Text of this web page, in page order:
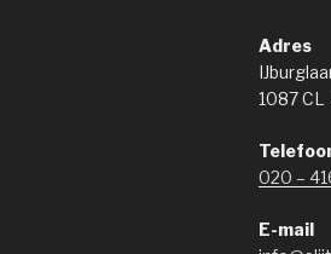
Adres
1087
020 –
E-mail